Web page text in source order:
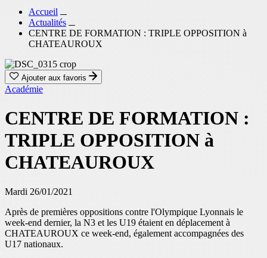
Accueil
Actualités
CENTRE DE FORMATION : TRIPLE OPPOSITION à
CHATEAUROUX
Ajouter aux favoris
Académie
CENTRE DE FORMATION :
TRIPLE OPPOSITION à
CHATEAUROUX
Mardi 26/01/2021
Après de premières oppositions contre l'Olympique Lyonnais le
week-end dernier, la N3 et les U19 étaient en déplacement à
CHATEAUROUX ce week-end, également accompagnées des
U17 nationaux.